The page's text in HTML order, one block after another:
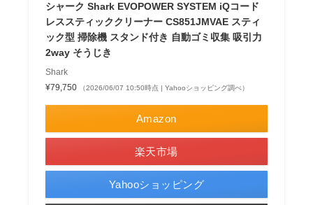
シャーク Shark EVOPOWER SYSTEM iQコード
レススティッククリーナー CS851JMVAE スティ
ック型 掃除機 スタンド付き 自動ゴミ収集 吸引力
2way そうじき
Shark
¥79,750
（2026/06/07 10:50時点 | Yahooショッピング調べ）
Amazon
楽天市場
Yahooショッピング